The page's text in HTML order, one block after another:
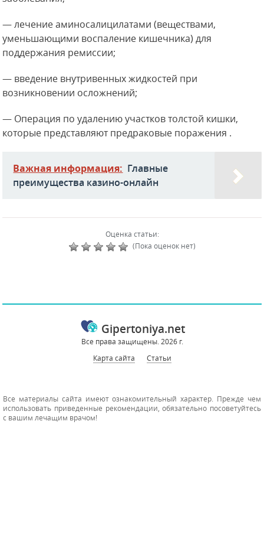
— лечение аминосалицилатами (веществами,
уменьшающими воспаление кишечника) для
поддержания ремиссии;
— введение внутривенных жидкостей при
возникновении осложнений;
— Операция по удалению участков толстой кишки,
которые представляют предраковые поражения .
Важная информация: Главные
преимущества казино-онлайн
Оценка статьи:
(Пока оценок нет)
Gipertoniya.net
Все права защищены. 2026 г.
Карта сайта
Статьи
Все материалы сайта имеют ознакомительный характер. Прежде чем
использовать приведенные рекомендации, обязательно посоветуйтесь
с вашим лечащим врачом!